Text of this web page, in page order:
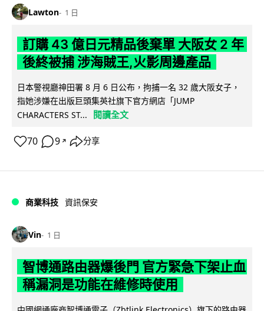
Lawton 1 日
訂購 43 億日元精品後棄單 大阪女 2 年
後終被捕 涉海賊王,火影周邊產品
日本警視廳神田署 8 月 6 日公布，拘捕一名 32 歲大阪女子，
指她涉嫌在出版巨頭集英社旗下官方網店「JUMP
CHARACTERS ST...
閱讀全文
70 9 ↗ 分享
商業科技 資訊保安
Vin 1 日
智博通路由器爆後門 官方緊急下架止血
稱漏洞是功能在維修時使用